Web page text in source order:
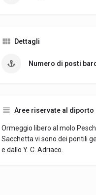
Dettagli
Numero di posti
Aree riservate al diporto
Ormeggio libero al molo
Sacchetta vi sono dei pontili
e dallo Y. C. Adriaco.